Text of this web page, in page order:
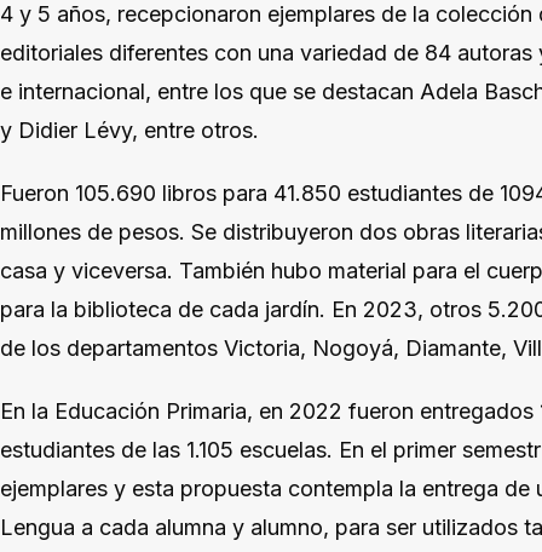
4 y 5 años, recepcionaron ejemplares de la colección
editoriales diferentes con una variedad de 84
e internacional, entre los que se destacan Adela
y Didier Lévy, entre otros.
Fueron 105.690 libros para 41.850 estudiantes de
millones de pesos. Se distribuyeron dos obras
casa y viceversa. También hubo material para el
para la biblioteca de cada jardín. En 2023, otros
de los departamentos Victoria, Nogoyá, Diamante,
En la Educación Primaria, en 2022 fueron
estudiantes de las 1.105 escuelas. En el primer
ejemplares y esta propuesta contempla la entrega
Lengua a cada alumna y alumno, para ser utilizados